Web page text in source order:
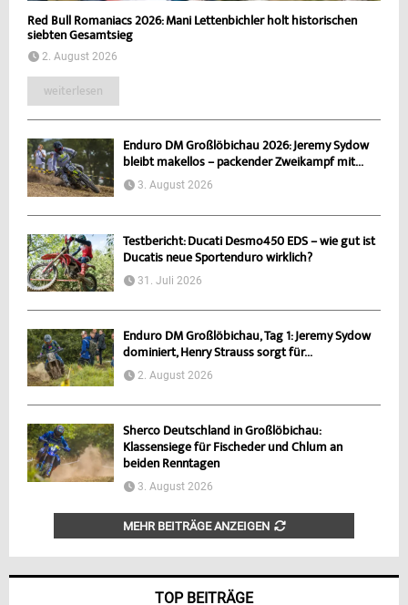
Red Bull Romaniacs 2026: Mani Lettenbichler holt historischen
siebten Gesamtsieg
2. August 2026
weiterlesen
Enduro DM Großlöbichau 2026: Jeremy Sydow
bleibt makellos – packender Zweikampf mit...
3. August 2026
Testbericht: Ducati Desmo450 EDS – wie gut ist
Ducatis neue Sportenduro wirklich?
31. Juli 2026
Enduro DM Großlöbichau, Tag 1: Jeremy Sydow
dominiert, Henry Strauss sorgt für...
2. August 2026
Sherco Deutschland in Großlöbichau:
Klassensiege für Fischeder und Chlum an
beiden Renntagen
3. August 2026
MEHR BEITRÄGE ANZEIGEN
TOP BEITRÄGE